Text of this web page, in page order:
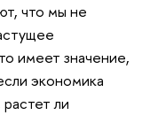
что мы не
имеет значение,
экономика
ли